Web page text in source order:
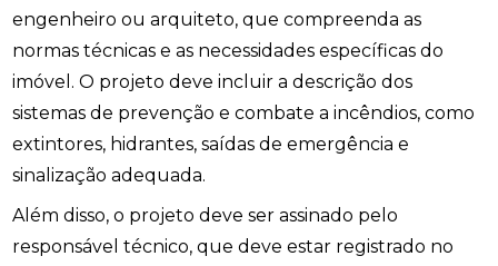
engenheiro ou arquiteto, que compreenda as
normas técnicas e as necessidades específicas do
imóvel. O projeto deve incluir a descrição dos
sistemas de prevenção e combate a incêndios, como
extintores, hidrantes, saídas de emergência e
sinalização adequada.
Além disso, o projeto deve ser assinado pelo
responsável técnico, que deve estar registrado no